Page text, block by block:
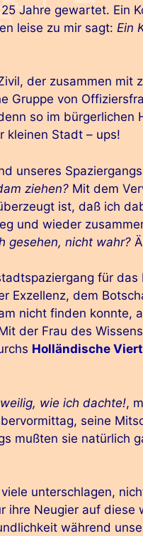
Jahre gewartet. Ein
leise zu mir sagt: Ein
der zusammen mit
Gruppe von
so im
kleinen Stadt – ups!
unseres
ziehen? Mit dem
ist, daß ich
und wieder
gesehen, nicht wahr?
für
Exzellenz, dem
nicht finden konnte,
der Frau des
Holländische
wie ich dachte!,
seine
mußten sie natürlich
unterschlagen,
ihre Neugier auf
während